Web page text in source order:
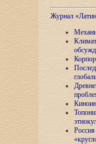
Журнал